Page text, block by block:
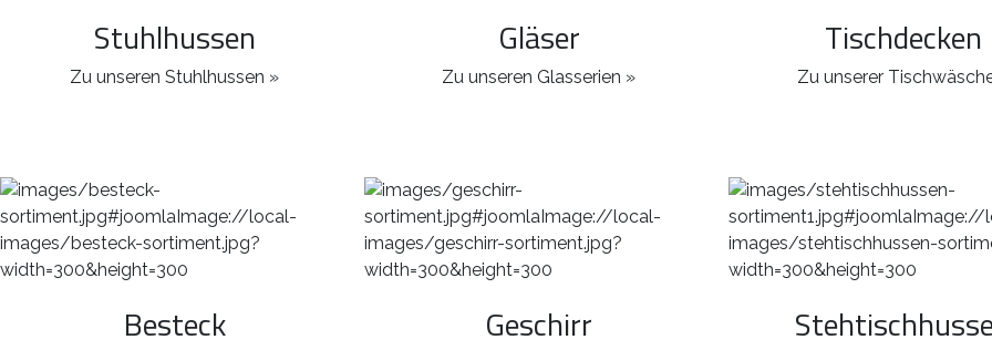
Stuhlhussen
Zu unseren Stuhlhussen »
Gläser
Zu unseren Glasserien »
Tischdecken
Zu unserer
Besteck Geschirr